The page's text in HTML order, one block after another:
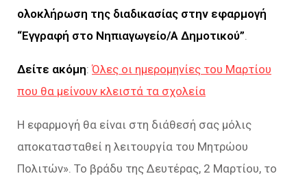
ολοκλήρωση της διαδικασίας στην εφαρμογή
“Εγγραφή στο Νηπιαγωγείο/Α Δημοτικού”
Δείτε ακόμη: Όλες οι ημερομηνίες του Μαρτίου
που θα μείνουν κλειστά τα σχολεία
Η εφαρμογή θα είναι στη διάθεσή σας μόλις
αποκατασταθεί η λειτουργία του Μητρώου
Πολιτών». Το βράδυ της Δευτέρας, 2 Μαρτίου, το